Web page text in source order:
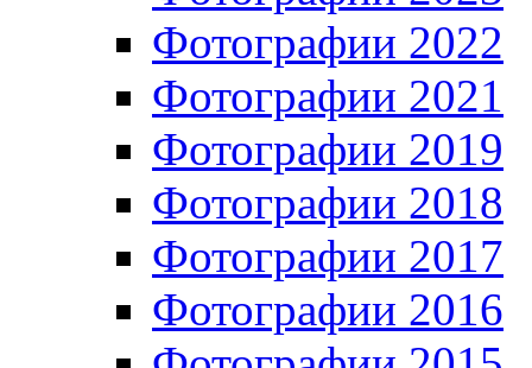
Фотографии 2022
Фотографии 2021
Фотографии 2019
Фотографии 2018
Фотографии 2017
Фотографии 2016